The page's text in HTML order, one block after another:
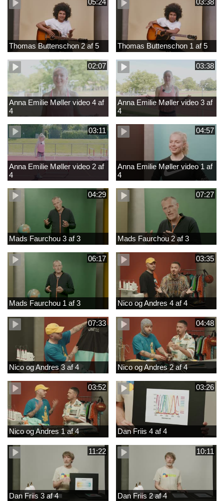
Thomas Buttenschon 2 af 5 Thomas Buttenschon 1 af 5
02:07
Anna Emilie Møller video 4 af
4
03:38
Anna Emilie Møller video 3 af
4
03:11
Anna Emilie Møller video 2 af
4
04:57
Anna Emilie Møller video 1 af
4
04:29
Mads Faurchou 3 af 3
07:27
Mads Faurchou 2 af 3
06:17
Mads Faurchou 1 af 3
03:35
Nico og Andres 4 af 4
07:33
Nico og Andres 3 af 4
04:48
Nico og Andres 2 af 4
03:52
Nico og Andres 1 af 4
03:26
Dan Friis 4 af 4
11:22
Dan Friis 3 af 4
10:11
Dan Friis 2 af 4